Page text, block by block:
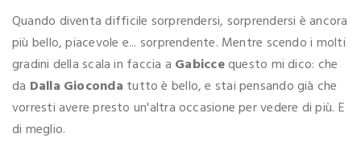
Quando diventa difficile sorprendersi, sorprendersi è ancora
più bello, piacevole e... sorprendente. Mentre scendo i molti
gradini della scala in faccia a Gabiccequesto mi dico: che
da Dalla Gioconda tutto è bello, e stai pensando già che
vorresti avere presto un'altra occasione per vedere di più. E
di meglio.